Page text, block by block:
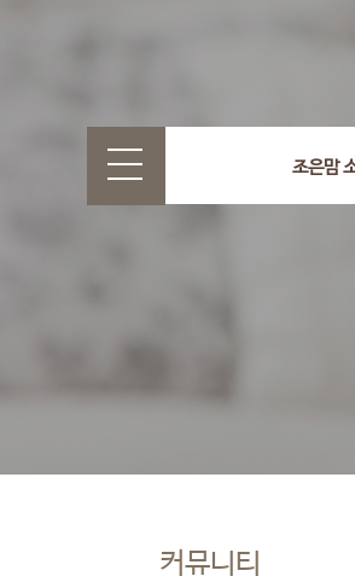
조은맘
select wr_id, wr_subject from
커뮤니티